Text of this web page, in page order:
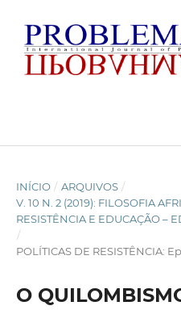
INÍCIO / ARQUIVOS /
V. 10 N. 2 (2019): FILOSOFIA
RESISTÊNCIA E EDUCAÇÃO –
/
POLÍTICAS DE RESISTÊNCIA:
O